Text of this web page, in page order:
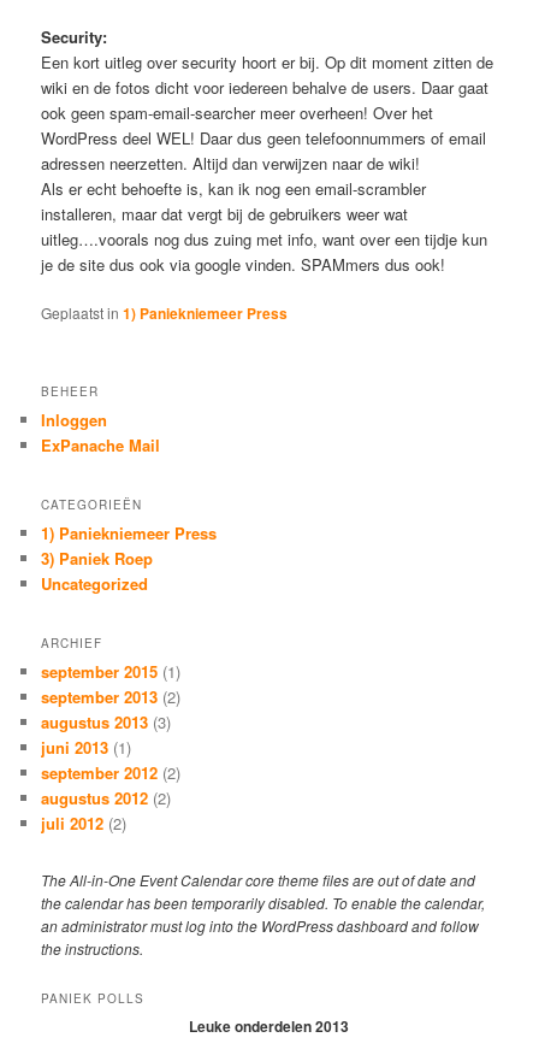
Security:
Een kort uitleg over security hoort er bij. Op dit moment zitten de
wiki en de fotos dicht voor iedereen behalve de users. Daar gaat
ook geen spam-email-searcher meer overheen! Over het
WordPress deel WEL! Daar dus geen telefoonnummers of email
adressen neerzetten. Altijd dan verwijzen naar de wiki!
Als er echt behoefte is, kan ik nog een email-scrambler
installeren, maar dat vergt bij de gebruikers weer wat
uitleg….voorals nog dus zuing met info, want over een tijdje kun
je de site dus ook via google vinden. SPAMmers dus ook!
Geplaatst in 1) Paniekniemeer Press
BEHEER
Inloggen
ExPanache Mail
CATEGORIEËN
1) Paniekniemeer Press
3) Paniek Roep
Uncategorized
ARCHIEF
september 2015 (1)
september 2013 (2)
augustus 2013 (3)
juni 2013 (1)
september 2012 (2)
augustus 2012 (2)
juli 2012 (2)
The All-in-One Event Calendar core theme files are out of date and
the calendar has been temporarily disabled. To enable the calendar,
an administrator must log into the WordPress dashboard and follow
the instructions.
PANIEK POLLS
Leuke onderdelen 2013